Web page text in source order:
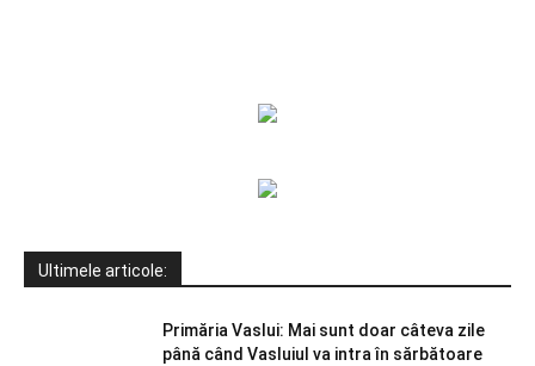
Ultimele articole:
Primăria Vaslui: Mai sunt doar câteva zile
până când Vasluiul va intra în sărbătoare